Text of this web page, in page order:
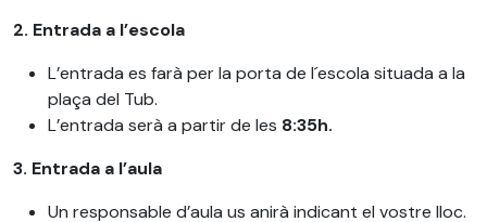
2. Entrada a l’escola
L’entrada es farà per la porta de l´escola situada a la
plaça del Tub.
L’entrada serà a partir de les 8:35h.
3. Entrada a l’aula
Un responsable d’aula us anirà indicant el vostre lloc.